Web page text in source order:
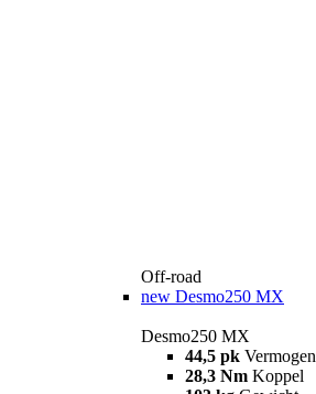
Off-road
new Desmo250 MX
Desmo250 MX
44,5 pk Vermogen
28,3 Nm Koppel